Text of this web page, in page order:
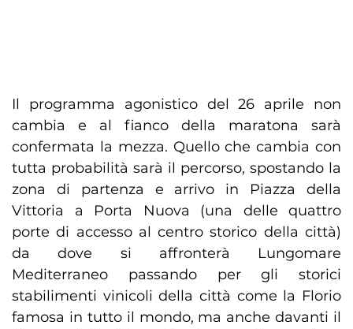
Il programma agonistico del 26 aprile non
cambia e al fianco della maratona sarà
confermata la mezza. Quello che cambia con
tutta probabilità sarà il percorso, spostando la
zona di partenza e arrivo in Piazza della
Vittoria a Porta Nuova (una delle quattro
porte di accesso al centro storico della città)
da dove si affronterà Lungomare
Mediterraneo passando per gli storici
stabilimenti vinicoli della città come la Florio
famosa in tutto il mondo, ma anche davanti il